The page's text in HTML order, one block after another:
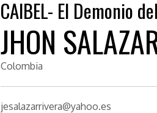
CAIBEL- El Demonio
JHON
Colombia
jesalazarrivera@yahoo.es